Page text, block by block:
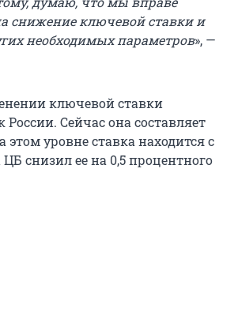
снижение ключевой ставки и
необходимых параметров», —
ключевой ставки
Сейчас она составляет
этом уровне ставка находится с
ЦБ снизил ее на 0,5 процентного